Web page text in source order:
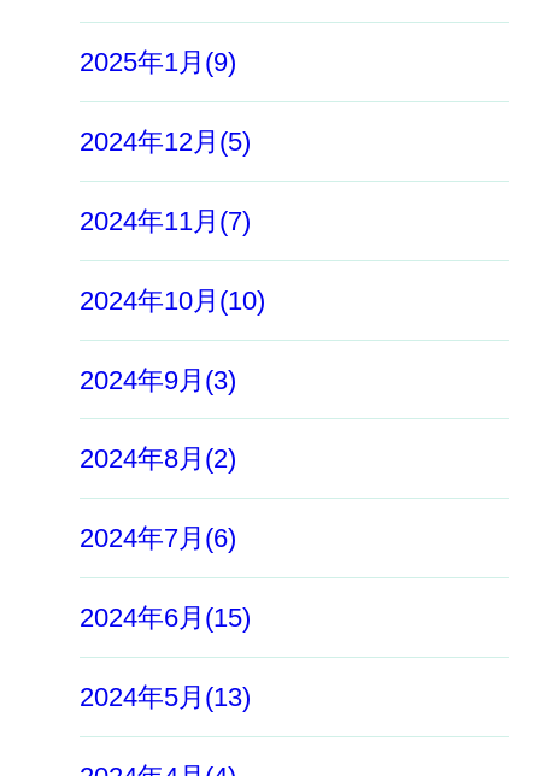
2025年1月(9)
2024年12月(5)
2024年11月(7)
2024年10月(10)
2024年9月(3)
2024年8月(2)
2024年7月(6)
2024年6月(15)
2024年5月(13)